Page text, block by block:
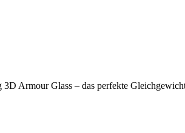
Armour Glass – das perfekte